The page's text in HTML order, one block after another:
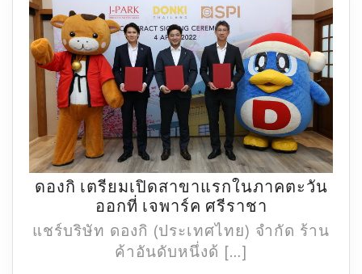
สวย
ดองกิ เตรียมเปิดสาขาแรกในภาคตะวัน
ออกที่ เจพาร์ค ศรีราชา
กิ
แชร์บริษัท ดองกิ (ประเทศไทย) จำกัด ร้าน
ค้าอันดับหนึ่งด้ […]